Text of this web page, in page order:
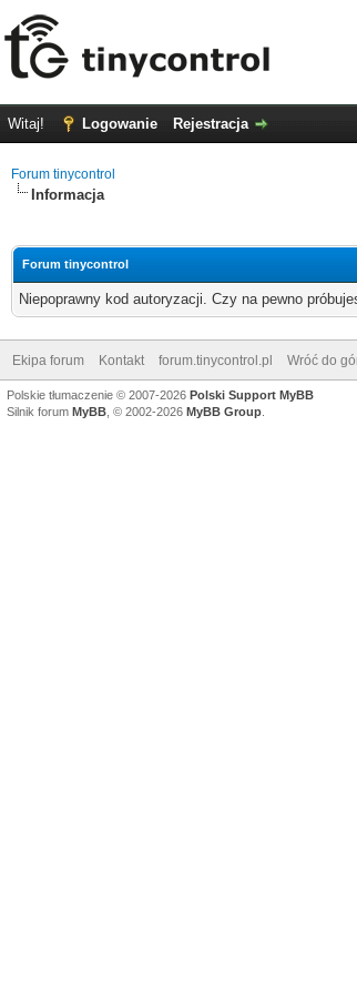
Witaj! Logowanie Rejestracja
Forum tinycontrol
Informacja
Forum tinycontrol
Niepoprawny kod autoryzacji. Czy na pewno
Ekipa forum Kontakt forum.tinycontrol.pl Wróć do
Polskie tłumaczenie © 2007-2026 Polski Support MyBB
Silnik forum MyBB , © 2002-2026 MyBB Group